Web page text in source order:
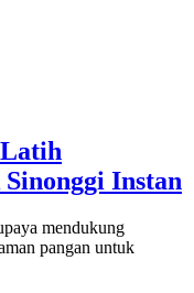
Instan
mendukung
pangan untuk